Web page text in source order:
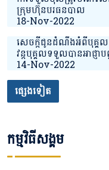
ក្រុមហ៊ុនបរធនបាល
18-Nov-2022
សេចក្តីជូនដំណឹងអំពីបុគ្គ
វន្តបុគ្គលទទួលបានអាជ្ញា
14-Nov-2022
ផ្សេងទៀត
កម្មវិធីសង្គម